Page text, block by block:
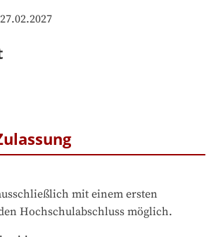
27.02.2027
mit einem ersten
Hochschulabschluss möglich.